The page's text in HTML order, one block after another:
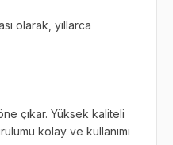
olarak, yıllarca
çıkar. Yüksek kaliteli
kolay ve kullanımı